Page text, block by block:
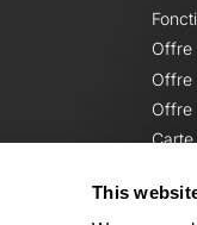
This
Offre
Offre
Offre